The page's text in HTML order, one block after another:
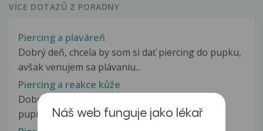
VÍCE DOTAZŮ Z PORADNY
Piercing a plaváreň
Dobrý deň, chcela by som si dať piercing do pupku,
avšak venujem sa plávaniu...
Piercing a reakce kůže
Dobrý den, nechala jsem si udělat piercing do
pupíku, mám ho zhruba měsíc, bylo...
Náš web funguje jako lékař